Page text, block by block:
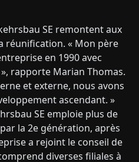
SE remontent aux
réunification. « Mon père
en 1990 avec
rapporte Marian Thomas.
et externe, nous avons
ascendant. »
SE emploie plus de
la 2e génération, après
a rejoint le conseil de
diverses filiales à